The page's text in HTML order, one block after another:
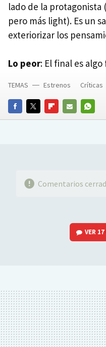
lado de la protagonista
pero más light). Es un
exteriorizar los
Lo peor: El final es algo
FACEBOOKTWITTERFLIPBOARD
E-
TEMAS Estrenos Críticas
Comentarios
VER 17